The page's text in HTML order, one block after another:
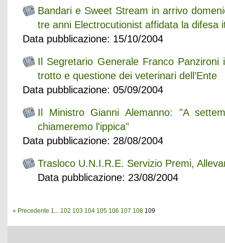
Bandari e Sweet Stream in arrivo
tre anni Electrocutionist affidata la difesa
Data pubblicazione: 15/10/2004
Il Segretario Generale Franco Panzironi
trotto e questione dei veterinari dell’Ente
Data pubblicazione: 05/09/2004
Il Ministro Gianni Alemanno: "A
chiameremo l'ippica"
Data pubblicazione: 28/08/2004
Trasloco U.N.I.R.E. Servizio Premi,
Data pubblicazione: 23/08/2004
« Precedente 1... 102 103 104 105 106 107 108 109